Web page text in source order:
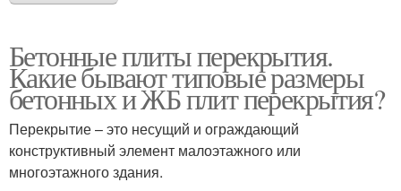
Бетонные плиты перекрытия.
Какие бывают типовые размеры
бетонных и ЖБ плит перекрытия?
Перекрытие – это несущий и ограждающий
конструктивный элемент малоэтажного или
многоэтажного здания.